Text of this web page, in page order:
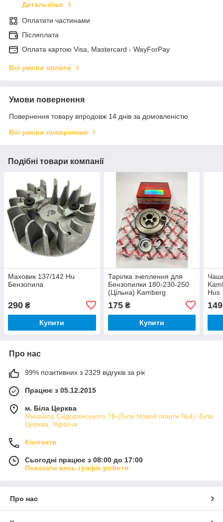
Детальніше
Оплатити частинами
Післяплата
Оплата картою Visa, Mastercard - WayForPay
Всі умови оплати
Умови повернення
Повернення товару впродовж 14 днів за домовленістю
Всі умови повернення
Подібні товари компанії
Маховик 137/142 Hu
Бензопила
290 ₴
Купити
Тарілка зчеплення для
Бензопилки 180-230-250
(Цільна) Kamberg
175₴
Купити
Hus
149
Про нас
99% позитивних з 2329 відгуків за рік
Працює з 05.12.2015
м. Біла Церква
Михайла Сидорянського 7Б (Біля Новой пошти №4), Біла
Церква, Україна
Контакти
Сьогодні працює з 08:00 до 17:00
Показати весь графік роботи
Про нас